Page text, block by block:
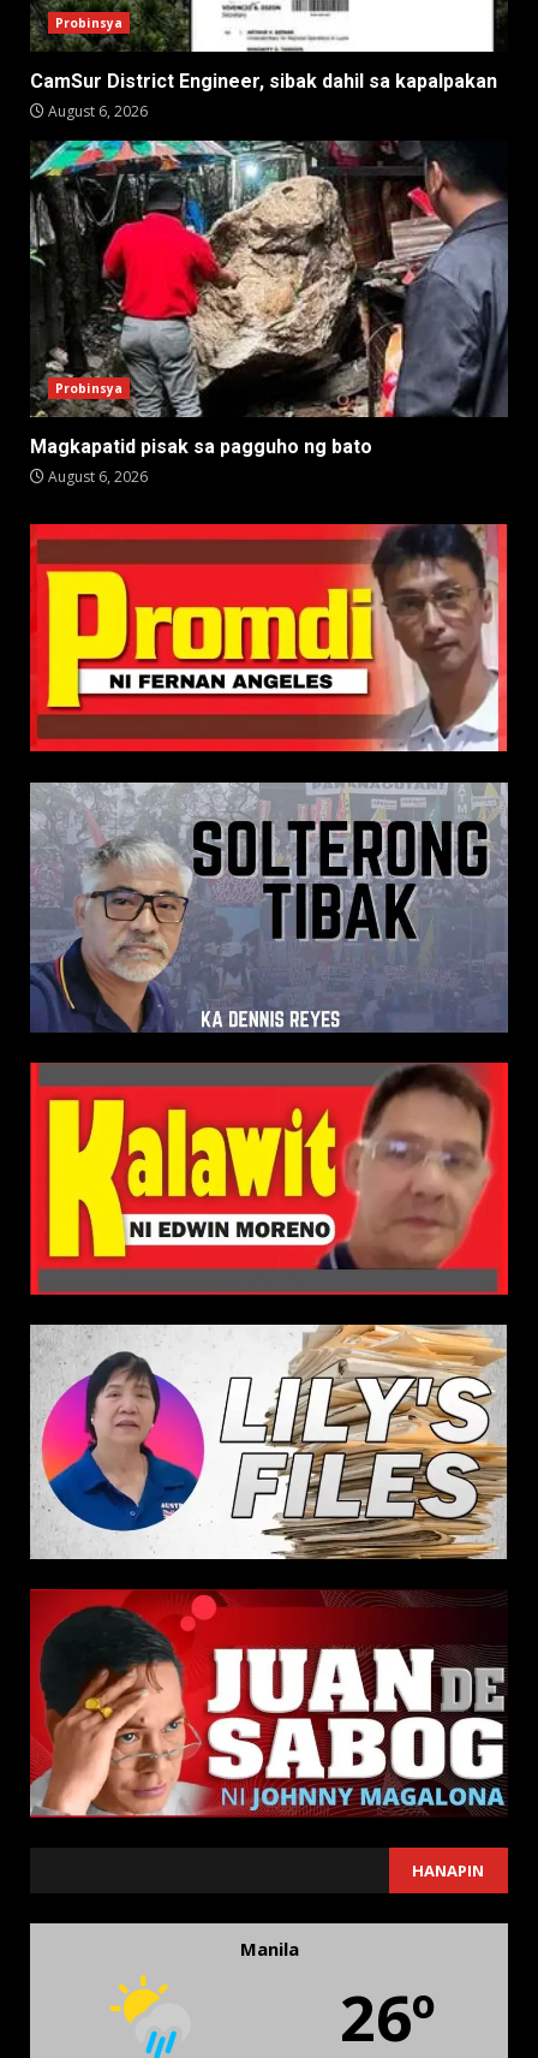
Probinsya
CamSur District Engineer, sibak dahil sa kapalpakan
August 6, 2026
Probinsya
Magkapatid pisak sa pagguho ng bato
August 6, 2026
HANAPIN
Manila
26º